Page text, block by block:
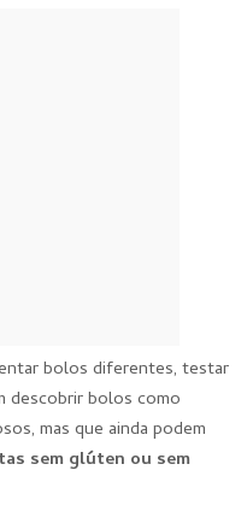
bolos diferentes, testar
descobrir bolos como
mas que ainda podem
sem glúten ou sem